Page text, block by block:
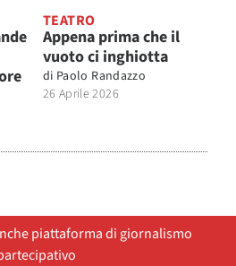
TEATRO
Appena prima che il
vuoto ci inghiotta
di Paolo Randazzo
26 Aprile 2026
piattaforma di giornalismo